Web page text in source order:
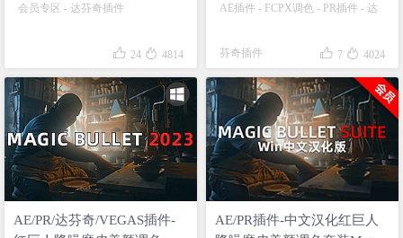
Looks/Colorista/Mojo
会员专区 - 达芬奇插件
 24  4814
Looks/Colorista/Mojo Mac苹
AE插件 - FCPX调色 - PR插件 - 达
芬奇插件  7  4024
AE/PR/达芬奇/VEGAS插件-
AE/PR插件-中文汉化红巨人